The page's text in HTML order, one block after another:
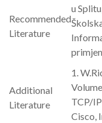
Recommended
Literature
u
Additional
Literature
1.
TCP/
Cisco,